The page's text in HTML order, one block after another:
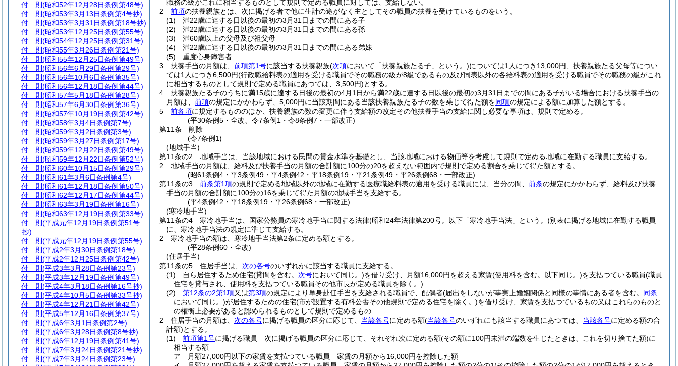
職務の級がこれに相当するものとして規則で定める職員に対しては、支給しない。
2
前項の扶養親族とは、次に掲げる者で他に生計の途がなく主としてその職員の扶養を受けているものをいう。
(1)
満22歳に達する日以後の最初の3月31日までの間にある子
(2)
満22歳に達する日以後の最初の3月31日までの間にある孫
(3)
満60歳以上の父母及び祖父母
(4)
満22歳に達する日以後の最初の3月31日までの間にある弟妹
(5)
重度心身障害者
3
扶養手当の月額は、 前項第1号に該当する扶養親族(次項において「扶養親族たる子」という。)については1人につき13,000円、扶養親族たる父母等につい
ては1人につき6,500円(行政職給料表の適用を受ける職員でその職務の級が8級であるもの及び同表以外の各給料表の適用を受ける職員でその職務の級がこれ
に相当するものとして規則で定める職員にあつては、3,500円)とする。
4
扶養親族たる子のうちに満15歳に達する日後の最初の4月1日から満22歳に達する日以後の最初の3月31日までの間にある子がいる場合における扶養手当の
月額は、 前項の規定にかかわらず、5,000円に当該期間にある当該扶養親族たる子の数を乗じて得た額を同項の規定による額に加算した額とする。
5
前各項に規定するもののほか、扶養親族の数の変更に伴う支給額の改定その他扶養手当の支給に関し必要な事項は、規則で定める。
(平30条例5・全改、令7条例1・令8条例7・一部改正)
第11条
削除
(令7条例1)
(地域手当)
第11条の2
地域手当は、当該地域における民間の賃金水準を基礎とし、当該地域における物価等を考慮して規則で定める地域に在勤する職員に支給する。
2
地域手当の月額は、給料及び扶養手当の月額の合計額に100分の20を超えない範囲内で規則で定める割合を乗じて得た額とする。
(昭61条例4・平3条例49・平4条例42・平18条例19・平21条例49・平26条例68・一部改正)
第11条の3
前条第1項の規則で定める地域以外の地域に在勤する医療職給料表の適用を受ける職員には、当分の間、 前条の規定にかかわらず、給料及び扶養
手当の月額の合計額に100分の16を乗じて得た月額の地域手当を支給する。
(平4条例42・平18条例19・平26条例68・一部改正)
(寒冷地手当)
第11条の4
寒冷地手当は、国家公務員の寒冷地手当に関する法律(昭和24年法律第200号。以下「寒冷地手当法」という。)別表に掲げる地域に在勤する職員
に、寒冷地手当法の規定に準じて支給する。
2
寒冷地手当の額は、寒冷地手当法第2条に定める額とする。
(平28条例60・全改)
(住居手当)
第11条の5
住居手当は、 次の各号のいずれかに該当する職員に支給する。
(1)
自ら居住するため住宅(貸間を含む。 次号において同じ。)を借り受け、月額16,000円を超える家賃(使用料を含む。以下同じ。)を支払つている職員(職員
住宅を貸与され、使用料を支払つている職員その他市長が定める職員を除く。)
(2)
第12条の2第1項又は第3項の規定により単身赴任手当を支給される職員で、配偶者(届出をしないが事実上婚姻関係と同様の事情にある者を含む。 同条
において同じ。)が居住するための住宅(市が設置する有料公舎その他規則で定める住宅を除く。)を借り受け、家賃を支払つているもの又はこれらのものと
の権衡上必要があると認められるものとして規則で定めるもの
2
住居手当の月額は、 次の各号に掲げる職員の区分に応じて、 当該各号に定める額(当該各号のいずれにも該当する職員にあつては、 当該各号に定める額の合
計額)とする。
(1)
前項第1号に掲げる職員 次に掲げる職員の区分に応じて、それぞれ次に定める額(その額に100円未満の端数を生じたときは、これを切り捨てた額)に
相当する額
ア
月額27,000円以下の家賃を支払つている職員 家賃の月額から16,000円を控除した額
付 則 (昭和52年12月28日条例第48号)
付 則 (昭和53年3月13日条例第4号抄)
付 則 (昭和53年3月31日条例第18号抄)
付 則 (昭和53年12月25日条例第55号)
付 則 (昭和54年12月25日条例第31号)
付 則 (昭和55年3月26日条例第21号)
付 則 (昭和55年12月25日条例第49号)
付 則 (昭和56年6月29日条例第29号)
付 則 (昭和56年10月6日条例第35号)
付 則 (昭和56年12月18日条例第44号)
付 則 (昭和57年5月18日条例第28号)
付 則 (昭和57年6月30日条例第36号)
付 則 (昭和57年10月19日条例第42号)
付 則 (昭和58年3月4日条例第7号)
付 則 (昭和59年3月2日条例第3号)
付 則 (昭和59年3月27日条例第17号)
付 則 (昭和59年12月22日条例第49号)
付 則 (昭和59年12月22日条例第52号)
付 則 (昭和60年10月15日条例第29号)
付 則 (昭和61年3月6日条例第4号)
付 則 (昭和61年12月18日条例第50号)
付 則 (昭和62年12月17日条例第44号)
付 則 (昭和63年3月19日条例第16号)
付 則 (昭和63年12月19日条例第33号)
付 則 (平成元年12月19日条例第51号
抄)
付 則 (平成元年12月19日条例第55号)
付 則 (平成2年3月30日条例第18号)
付 則 (平成2年12月25日条例第42号)
付 則 (平成3年3月28日条例第23号)
付 則 (平成3年12月19日条例第49号)
付 則 (平成4年3月18日条例第16号抄)
付 則 (平成4年10月5日条例第33号抄)
付 則 (平成4年12月21日条例第42号)
付 則 (平成5年12月16日条例第37号)
付 則 (平成6年3月1日条例第2号)
付 則 (平成6年3月28日条例第8号抄)
付 則 (平成6年12月19日条例第41号)
付 則 (平成7年3月24日条例第21号抄)
付 則 (平成7年3月24日条例第23号)